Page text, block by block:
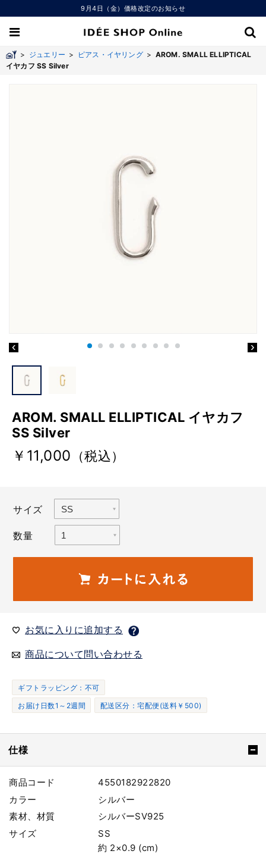
9月4日（金）価格改定のお知らせ
> ジュエリー > ピアス・イヤリング> AROM. SMALL ELLIPTICAL
イヤカフ SS Silver
AROM. SMALL ELLIPTICAL イヤカフ
SS Silver
￥11,000 （税込）
サイズ
数量
お気に入りに追加する
商品について問い合わせる
ギフトラッピング：不可
お届け日数1～2週間
配送区分：宅配便(送料￥500)
仕様
商品コード
4550182922820
カラー
シルバー
素材、材質
シルバーSV925
サイズ
SS
約 2×0.9 (cm)